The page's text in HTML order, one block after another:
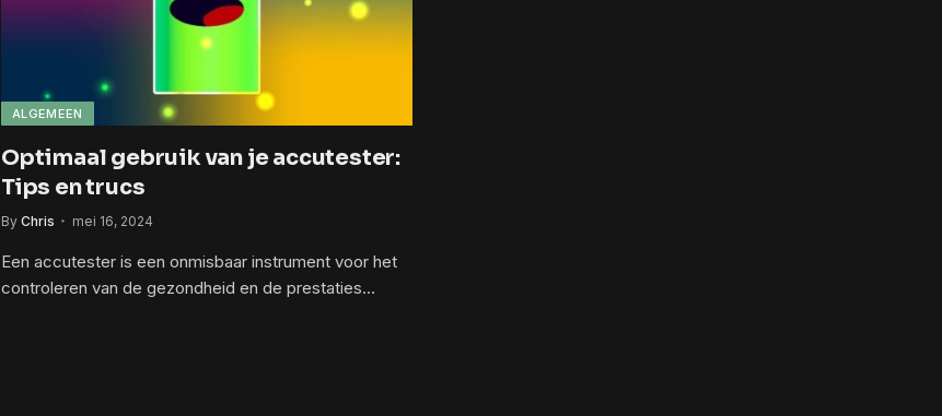
ALGEMEEN
Optimaal gebruik van je accutester:
Tips en trucs
By Chris mei 16, 2024
Een accutester is een onmisbaar instrument voor het
controleren van de gezondheid en de prestaties…